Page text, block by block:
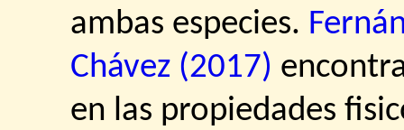
ambas especies.
Chávez (2017)
en las propiedades